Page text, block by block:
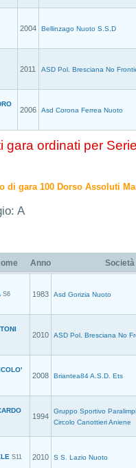
2004 Bellinzago Nuoto S.S.D
2011 ASD Pol. Bresciana No
2006 Asd Corona Ferrea Nuoto
gara ordinati per
di gara 100 Dorso Assoluti
A
Anno Società
S6 1983 Asd Gorizia Nuoto
2010 ASD Pol. Bresciana No
2008 Briantea84 A.S.D. Ets
1994
Gruppo Sportivo
Circolo Canottieri Aniene
S11 2010 S S. Lazio Nuoto